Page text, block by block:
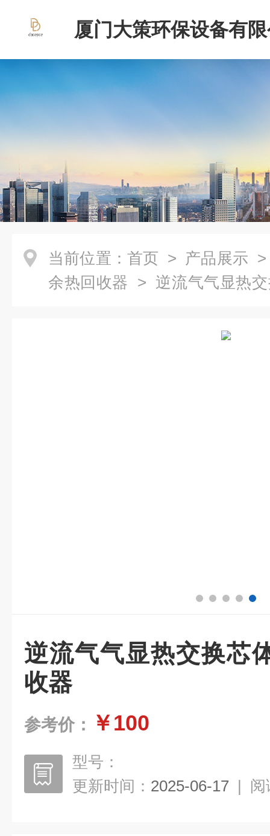
厦门大策环保设备有
当前位置： 首页 > 产品展示
余热回收器 > 逆流气气显热
逆流气气显热交换芯
收器
参考价： ￥100
型号：
更新时间： 2025-06-17 | 阅